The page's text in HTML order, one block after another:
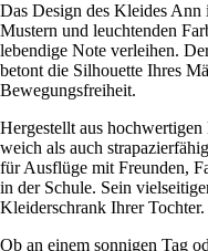
Das Design des Kleides
Mustern und leuchtenden
lebendige Note verleihen.
betont die Silhouette Ihres
Bewegungsfreiheit.
Hergestellt aus
weich als auch
für Ausflüge mit Freunden,
in der Schule. Sein
Kleiderschrank Ihrer Tochter.
Ob an einem sonnigen Tag